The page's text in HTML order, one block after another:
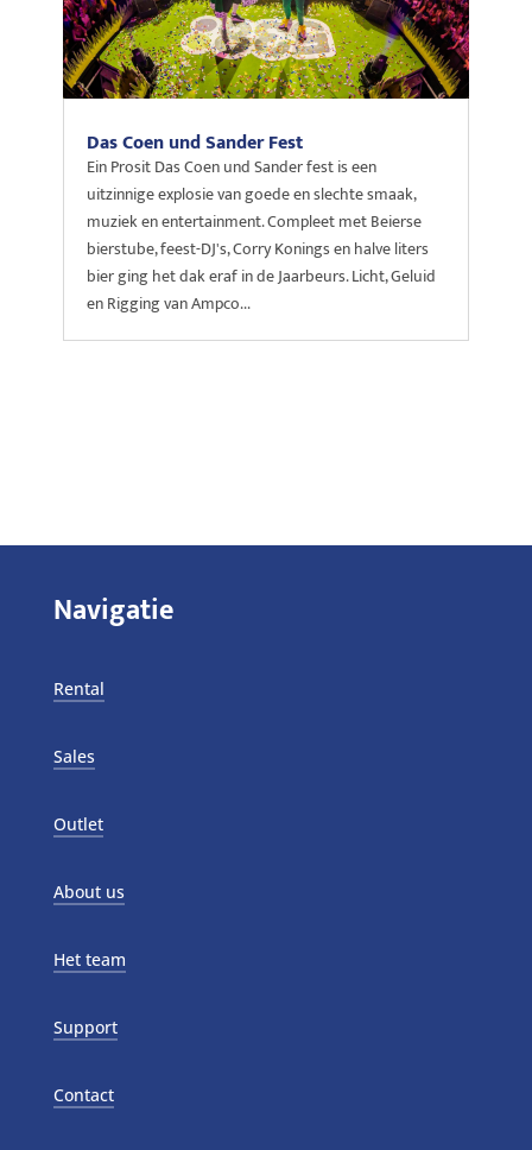
Das Coen und Sander Fest
Ein Prosit Das Coen und Sander fest is een
uitzinnige explosie van goede en slechte smaak,
muziek en entertainment. Compleet met Beierse
bierstube, feest-DJ's, Corry Konings en halve liters
bier ging het dak eraf in de Jaarbeurs. Licht, Geluid
en Rigging van Ampco...
Navigatie
Rental
Sales
Outlet
About us
Het team
Support
Contact